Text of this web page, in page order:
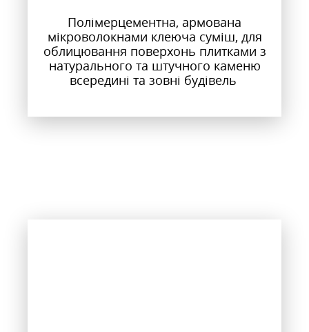
Полімерцементна, армована
мікроволокнами клеюча суміш, для
облицювання поверхонь плитками з
натурального та штучного каменю
всередині та зовні будівель